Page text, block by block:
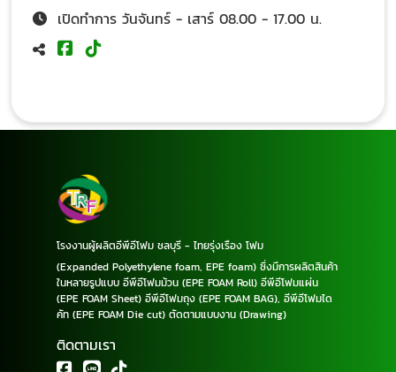
เปิดทำการ วันจันทร์ - เสาร์ 08.00 - 17.00 น.
โรงงานผู้ผลิตอีพีอีโฟม ชลบุรี - ไทยรุ่งเรือง โฟม
(Expanded Polyethylene foam, EPE foam) ซึ่งมีการผลิตสินค้า
ในหลายรูปแบบ อีพีอีโฟมม้วน (EPE FOAM Roll) อีพีอีโฟมแผ่น
(EPE FOAM Sheet) อีพีอีโฟมถุง (EPE FOAM BAG), อีพีอีโฟมได
คัท (EPE FOAM Die cut) ตัดตามแบบงาน (Drawing)
ติดตามเรา